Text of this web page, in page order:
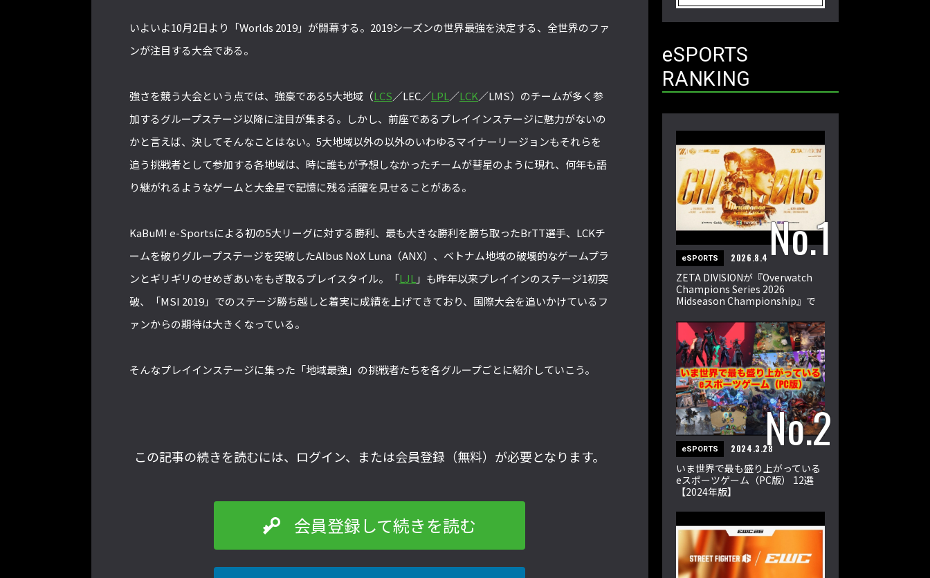
いよいよ10月2日より「Worlds 2019」が開幕する。2019シーズンの世界最強を決定する、全世界のファ
ンが注目する大会である。
強さを競う大会という点では、強豪である5大地域（LCS／LEC／LPL ／LCK／LMS）のチームが多く参
加するグループステージ以降に注目が集まる。しかし、前座であるプレイインステージに魅力がないの
かと言えば、決してそんなことはない。5大地域以外の以外のいわゆるマイナーリージョンもそれらを
追う挑戦者として参加する各地域は、時に誰もが予想しなかったチームが彗星のように現れ、何年も語
り継がれるようなゲームと大金星で記憶に残る活躍を見せることがある。
KaBuM! e-Sportsによる初の5大リーグに対する勝利、最も大きな勝利を勝ち取ったBrTT選手、LCKチ
ームを破りグループステージを突破したAlbus NoX Luna（ANX）、ベトナム地域の破壊的なゲームプラ
ンとギリギリのせめぎあいをもぎ取るプレイスタイル。「LJL 」も昨年以来プレイインのステージ1初突
破、「MSI 2019」でのステージ勝ち越しと着実に成績を上げてきており、国際大会を追いかけているフ
ァンからの期待は大きくなっている。
そんなプレイインステージに集った「地域最強」の挑戦者たちを各グループごとに紹介していこう。
この記事の続きを読むには、ログイン、または会員登録（無料）が必要となります。
会員登録して続きを読む
ロ格闘ゲーマーのゲンバから！ 第48
回】
トーム久保のプロ格闘ゲーマーのゲンーマーのゲンバから！ 第51回】
「若さ」だけじゃないから説明しま
ーのゲンバから！ 第50回】
CUP IX」で活躍した若手の強さは
「若さ」だけじゃないから説明しま
す！【ストーム久保のプロ格闘ゲーマ
eSPORTS
RANKING
eSPORTS 2026.8.4
ZETA DIVISIONが『Overwatch
Champions Series 2026
Midseason Championship』で
eSPORTS 2024.3.28
いま世界で最も盛り上がっている
eスポーツゲーム（PC版） 12選
【2024年版】